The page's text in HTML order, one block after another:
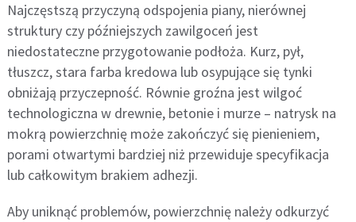
Najczęstszą przyczyną odspojenia piany, nierównej
struktury czy późniejszych zawilgoceń jest
niedostateczne przygotowanie podłoża. Kurz, pył,
tłuszcz, stara farba kredowa lub osypujące się tynki
obniżają przyczepność. Równie groźna jest wilgoć
technologiczna w drewnie, betonie i murze – natrysk na
mokrą powierzchnię może zakończyć się pienieniem,
porami otwartymi bardziej niż przewiduje specyfikacja
lub całkowitym brakiem adhezji.
Aby uniknąć problemów, powierzchnię należy odkurzyć